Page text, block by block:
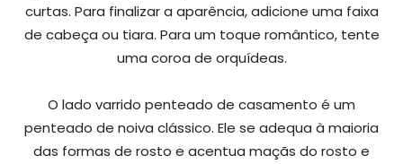
curtas. Para finalizar a aparência, adicione uma faixa
de cabeça ou tiara. Para um toque romântico, tente
uma coroa de orquídeas.
O lado varrido penteado de casamento é um
penteado de noiva clássico. Ele se adequa à maioria
das formas de rosto e acentua maçãs do rosto e